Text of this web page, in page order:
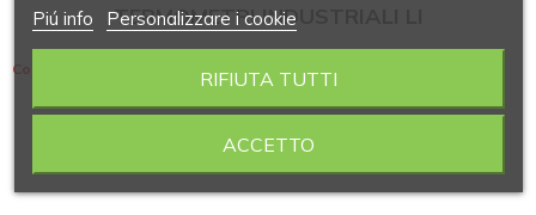
TERMOMETRI INDUSTRIALI LI
Contiene 14 articoli
Piú info Personalizzare i cookie
RIFIUTA TUTTI
ACCETTO